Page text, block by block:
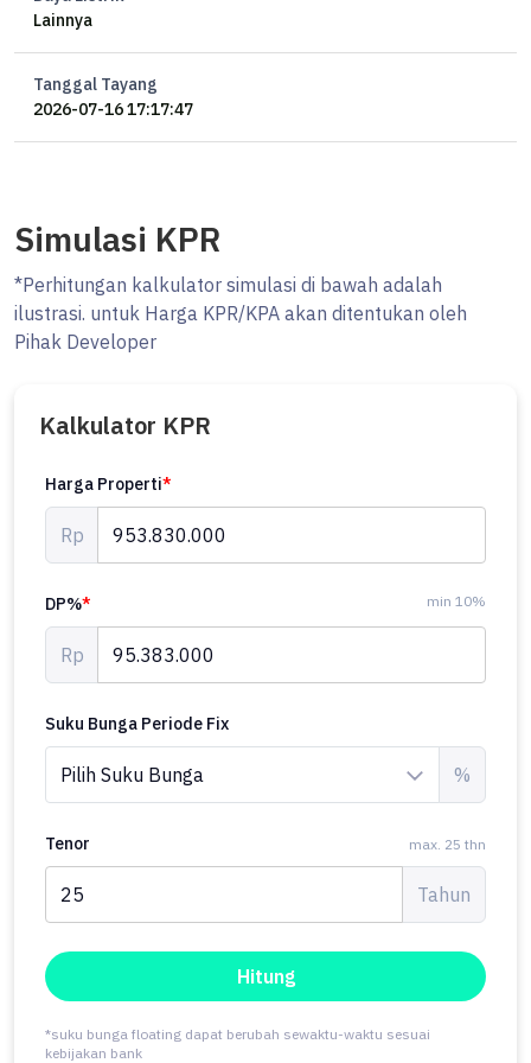
- Tempat Jemuran.
- Taman.
Keberadaan rumah ini terjangkau, hanya selangkah menuju berbagai
Lainnya
Tanggal Tayang
2026-07-16 17:17:47
Simulasi KPR
*Perhitungan kalkulator simulasi di bawah adalah
ilustrasi. untuk Harga KPR/KPA akan ditentukan oleh
Pihak Developer
Kalkulator KPR
Harga Properti*
Rp
DP%* min 10%
Rp
Suku Bunga Periode Fix
%
Tenor max. 25 thn
Tahun
Hitung
*suku bunga floating dapat berubah sewaktu-waktu sesuai
kebijakan bank